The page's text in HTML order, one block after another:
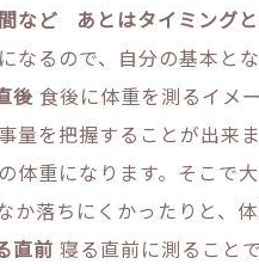
など あとはタイミング
なるので、自分の基本と
後 食後に体重を測るイメ
量を把握することが出来
体重になります。そこで
か落ちにくかったりと、
直前 寝る直前に測ること